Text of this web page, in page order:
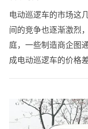
电动巡逻车的市场这
间的竞争也逐渐激烈
庭，一些制造商企图
成电动巡逻车的价格